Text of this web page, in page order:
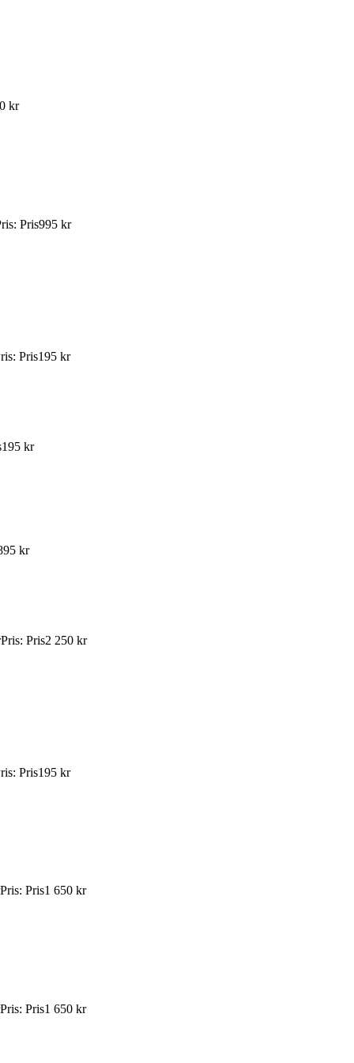
0 kr
: Pris995 kr
: Pris195 kr
195 kr
kr
Pris: Pris2 250 kr
: Pris195 kr
Pris: Pris1 650 kr
Pris: Pris1 650 kr